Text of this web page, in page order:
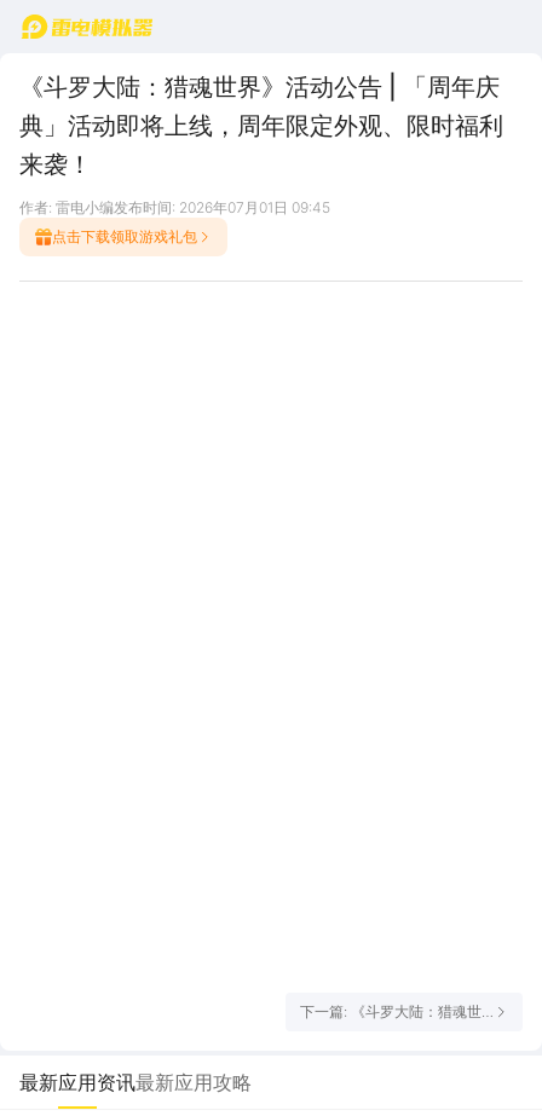
首页
《斗罗大陆：猎魂世界》活动公告 | 「周年庆
典」活动即将上线，周年限定外观、限时福利
来袭！
作者: 雷电小编发布时间: 2026年07月01日 09:45
点击下载领取游戏礼包
下一篇: 《斗罗大陆：猎魂世
最新应用资讯最新应用攻略